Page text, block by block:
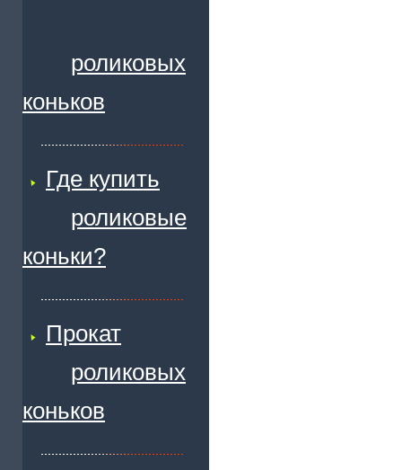
роликовых
коньков
Где купить
роликовые
коньки?
Прокат
роликовых
коньков